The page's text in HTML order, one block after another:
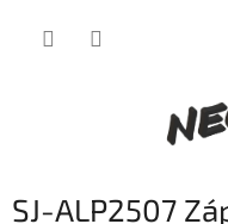
SJ-ALP2507